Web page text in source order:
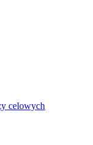
celowych